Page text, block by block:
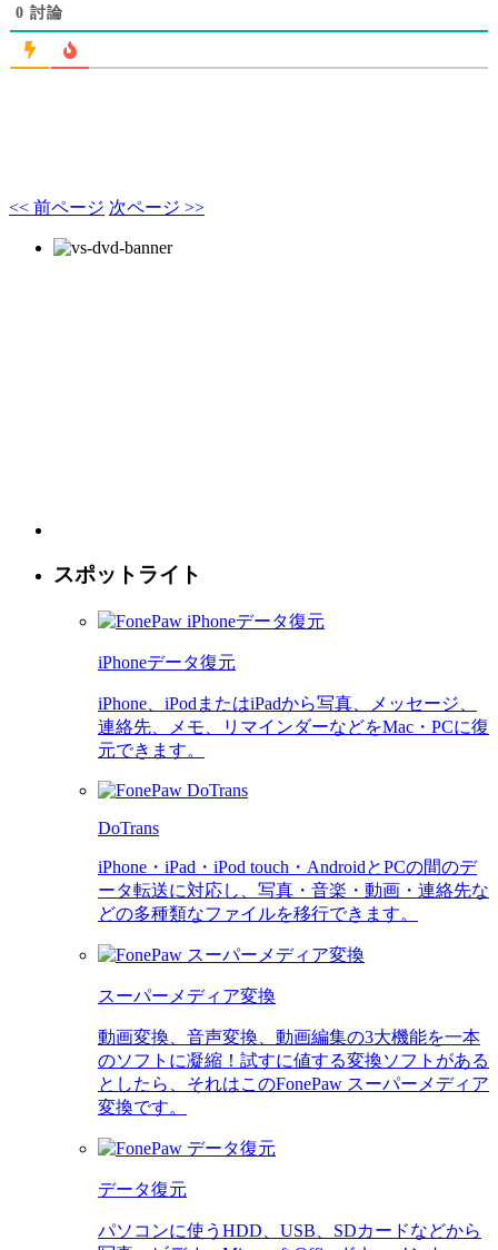
0 討論
<< 前ページ 次ページ >>
スポットライト
iPhoneデータ復元
iPhone、iPodまたはiPadから写真、メッセージ、
連絡先、メモ、リマインダーなどをMac・PCに復
元できます。
DoTrans
iPhone・iPad・iPod touch・AndroidとPCの間のデ
ータ転送に対応し、写真・音楽・動画・連絡先な
どの多種類なファイルを移行できます。
スーパーメディア変換
動画変換、音声変換、動画編集の3大機能を一本
のソフトに凝縮！試すに値する変換ソフトがある
としたら、それはこのFonePaw スーパーメディア
変換です。
データ復元
パソコンに使うHDD、USB、SDカードなどから